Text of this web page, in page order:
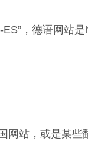
，德语网站
网站，或是某